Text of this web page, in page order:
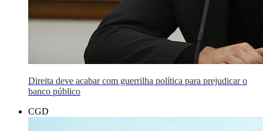
Direita deve acabar com guerrilha política para prejudicar o
banco público
CGD